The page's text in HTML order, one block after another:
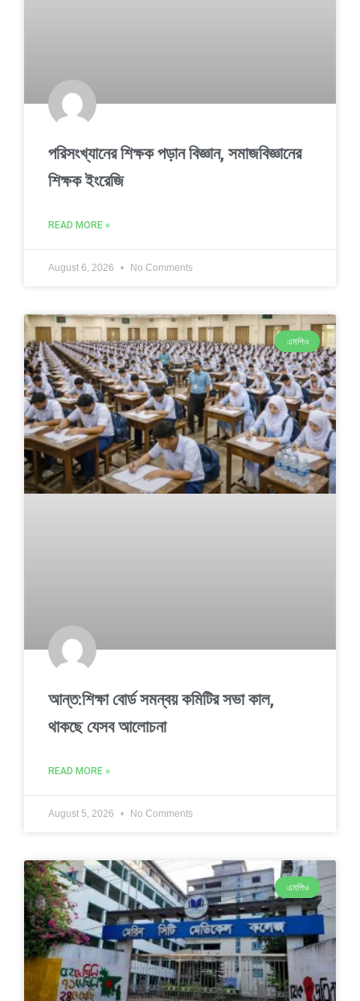
পরিসংখ্যানের শিক্ষক পড়ান বিজ্ঞান, সমাজবিজ্ঞানের
শিক্ষক ইংরেজি
READ MORE »
August 6, 2026 No Comments
এমপিও
আন্ত:শিক্ষা বোর্ড সমন্বয় কমিটির সভা কাল,
থাকছে যেসব আলোচনা
READ MORE »
August 5, 2026 No Comments
এমপিও